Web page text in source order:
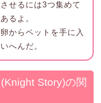
せるには3つ集めて
るよ。
からペットを手に入
へんだ。
Story)の関